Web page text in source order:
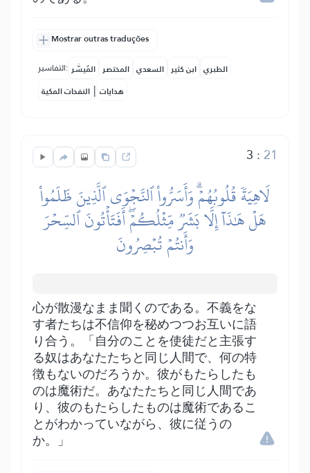
Mostrar outras traduções
التفاسير: المُيسَّر المختصر السعدي ابن كثير الطبري
النفحات المكية | هدايات
3 : 21
لَاهِيَةٗ قُلُوبُهُمۡۗ وَأَسَرُّواْ ٱلنَّجۡوَى ٱلَّذِينَ ظَلَمُواْ
هَلۡ هَٰذَآ إِلَّا بَشَرٞ مِّثۡلُكُمۡۖ أَفَتَأۡتُونَ ٱلسِّحۡرَ
وَأَنتُمۡ تُبۡصِرُونَ
心が散漫なまま聞くのである。不義をな
す者たちは不信仰を秘めつつお互いに語
り合う。「自分のことを使徒だと主張す
る奴はあなたたちと同じ人間で、何の特
徴もないのだろうか。彼がもたらしたも
のは魔術だ。あなたたちと同じ人間であ
り、彼のもたらしたものは魔術であるこ
とがわかっていながら、彼に従うの
か。」